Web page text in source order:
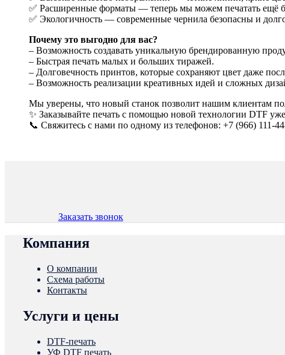
✅ Расширенные форматы — теперь мы можем печатать ещё
✅ Экологичность — современные чернила безопасны и
Почему это выгодно для вас?
– Возможность создавать уникальную брендированную
– Быстрая печать малых и больших тиражей.
– Долговечность принтов, которые сохраняют цвет даже
– Возможность реализации креативных идей и сложных
Мы уверены, что новый станок позволит нашим клиентам
✨ Заказывайте печать с помощью новой технологии DTF
📞 Свяжитесь с нами по одному из телефонов: +7 (966) 111-
Заказать звонок
Компания
О компании
Схема работы
Контакты
Услуги и цены
DTF-печать
УФ DTF печать